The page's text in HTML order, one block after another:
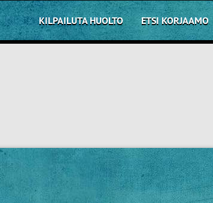
KILPAILUTA HUOLTO ETSI KORJAAMO